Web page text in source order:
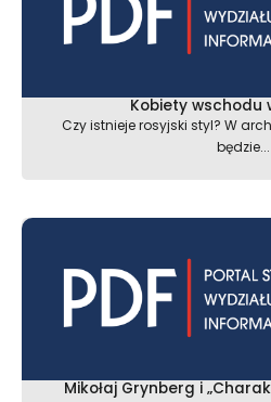
Kobiety wschodu
Czy istnieje rosyjski styl? W
będzie...
Mikołaj Grynberg i